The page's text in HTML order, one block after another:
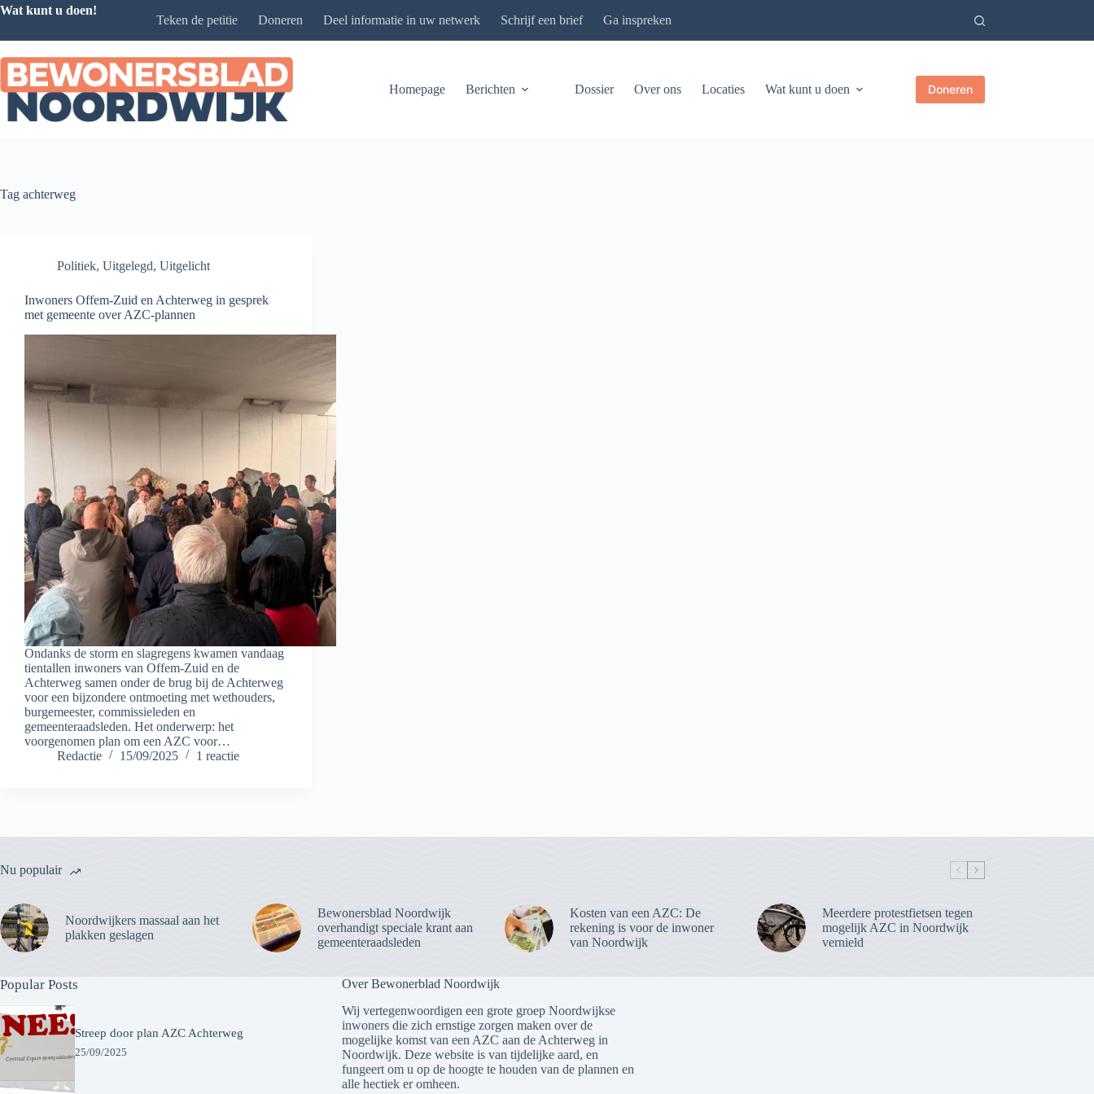
Ga
Wat kunt u doen!
Teken de petitie Doneren Deel informatie in uw netwerk Schrijf een brief Ga inspreken
Homepage Berichten Dossier Over ons Locaties Wat kunt u doen Doneren
Tag achterweg
Politiek, Uitgelegd, Uitgelicht
Inwoners Offem-Zuid en Achterweg in gesprek
met gemeente over AZC-plannen
Ondanks de storm en slagregens kwamen vandaag
tientallen inwoners van Offem-Zuid en de
Achterweg samen onder de brug bij de Achterweg
voor een bijzondere ontmoeting met wethouders,
burgemeester, commissieleden en
gemeenteraadsleden. Het onderwerp: het
voorgenomen plan om een AZC voor…
Redactie
15/09/2025 1 reactie
Nu populair
Noordwijkers massaal aan het
plakken geslagen
Bewonersblad Noordwijk
overhandigt speciale krant aan
gemeenteraadsleden
Kosten van een AZC: De
rekening is voor de inwoner
van Noordwijk
Meerdere protestfietsen tegen
mogelijk AZC in Noordwijk
vernield
Popular Posts
Streep door plan AZC Achterweg
25/09/2025
Over Bewonerblad Noordwijk
Wij vertegenwoordigen een grote groep Noordwijkse
inwoners die zich ernstige zorgen maken over de
mogelijke komst van een AZC aan de Achterweg in
Noordwijk. Deze website is van tijdelijke aard, en
fungeert om u op de hoogte te houden van de plannen en
alle hectiek er omheen.